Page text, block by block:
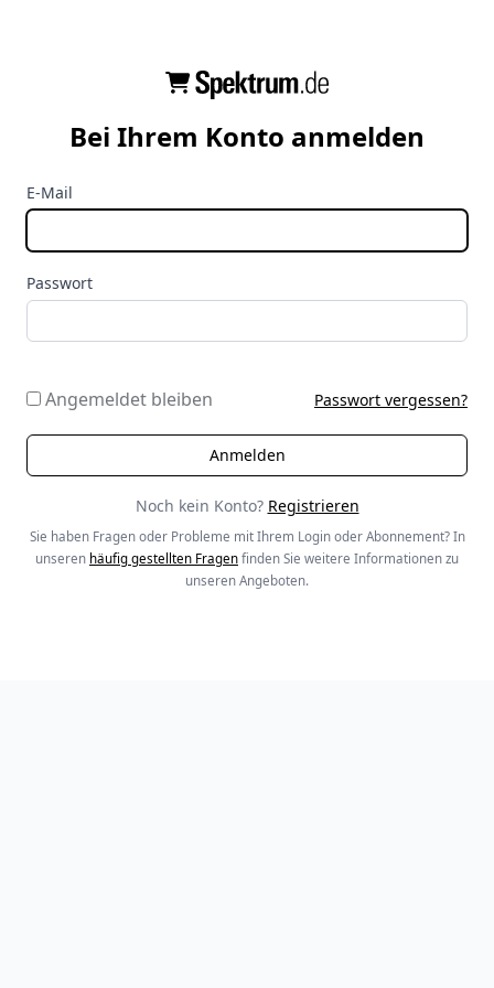
Bei Ihrem Konto anmelden
E-Mail
Passwort
Angemeldet bleiben Passwort vergessen?
Noch kein Konto? Registrieren
Sie haben Fragen oder Probleme mit Ihrem Login oder Abonnement? In
unseren häufig gestellten Fragen finden Sie weitere Informationen zu
unseren Angeboten.